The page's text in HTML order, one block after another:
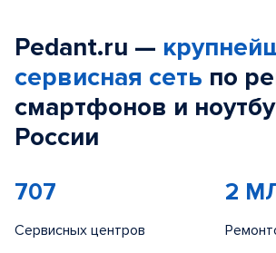
Pedant.ru —
сервисная сеть по
смартфонов и
России
707
Сервисных центров
2